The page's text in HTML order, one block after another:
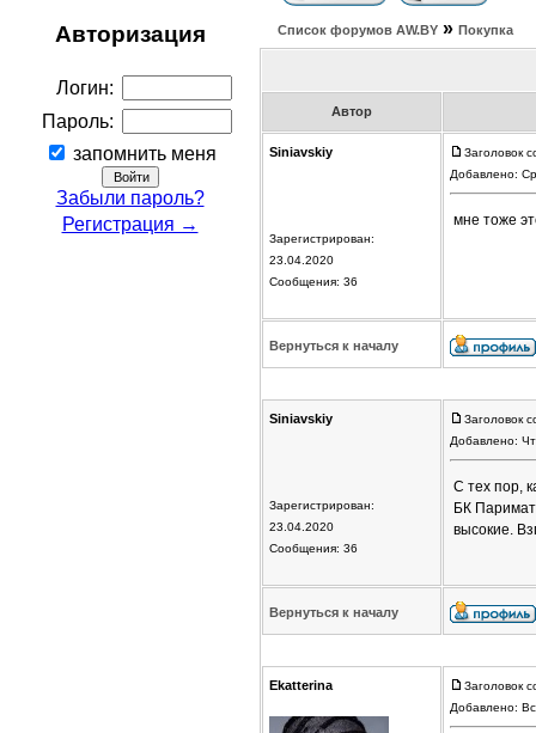
Авторизация
Логин:
Пароль:
запомнить меня
Забыли пароль?
Регистрация →
Список форумов АW.BY » Покупка
Автор
Siniavskiy
Зарегистрирован:
23.04.2020
Сообщения: 36
Заголовок
Добавлено:
мне тоже
Вернуться к началу
Siniavskiy
Зарегистрирован:
23.04.2020
Сообщения: 36
Заголовок
Добавлено:
С тех пор,
БК
высокие.
Вернуться к началу
Ekatterina
Заголовок
Добавлено: